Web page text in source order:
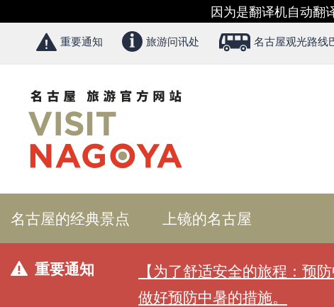
因为是翻译机自动翻
重要通知 旅游问讯处 名古屋观光路
名古屋的经典景点 上镜的名古屋
重要通知
【为了舒适安全的旅程：预
做好预防中暑的措施。